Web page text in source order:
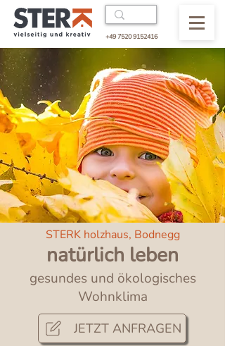
+49 7520 9152416
natürlich leben
STERK holzhaus, Bodnegg
gesundes und ökologisches
Wohnklima
JETZT ANFRAGEN